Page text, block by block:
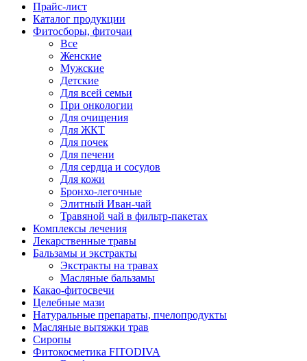
Прайс-лист
Каталог продукции
Фитосборы, фиточаи
Все
Женские
Мужские
Детские
Для всей семьи
При онкологии
Для очищения
Для ЖКТ
Для почек
Для печени
Для сердца и сосудов
Для кожи
Бронхо-легочные
Элитный Иван-чай
Травяной чай в фильтр-пакетах
Комплексы лечения
Лекарственные травы
Бальзамы и экстракты
Экстракты на травах
Масляные бальзамы
Какао-фитосвечи
Целебные мази
Натуральные препараты, пчелопродукты
Масляные вытяжки трав
Сиропы
Фитокосметика FITODIVA